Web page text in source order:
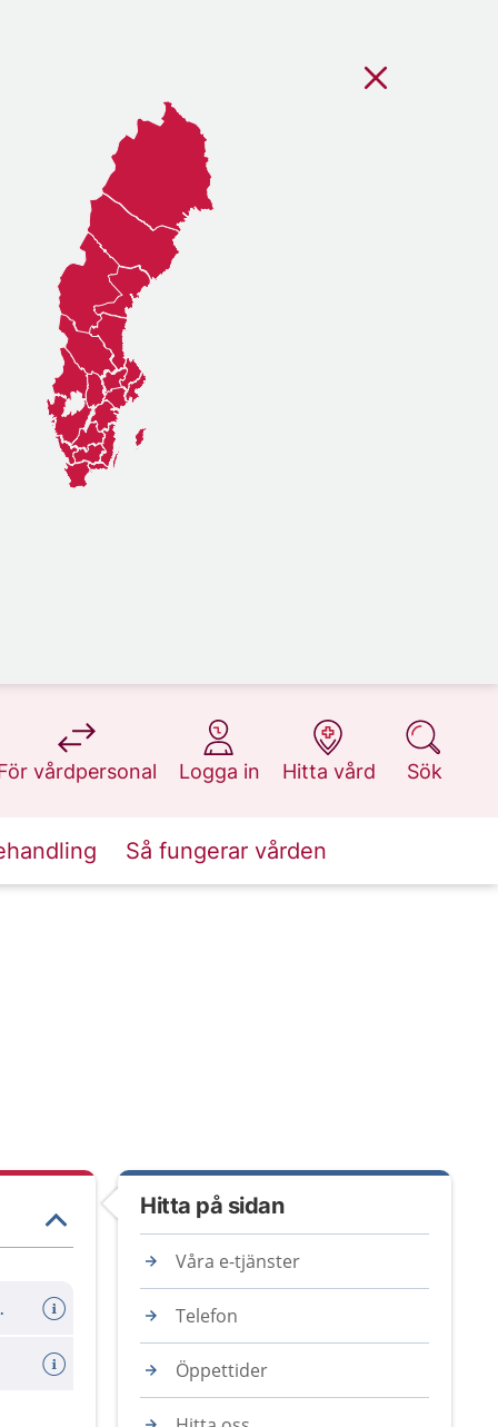
vårdpersonal
på 1177.se
Logga in
på 1177.se
Hitta vård
på 1177.se
Sök
på 1177.se
Så fungerar vården
tid
Hitta på sidan
Våra e-tjänster
Telefon
Öppettider